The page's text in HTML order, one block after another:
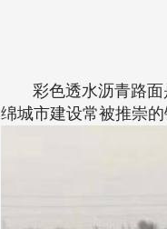
彩色透水沥青路面
绵城市建设常被推崇的